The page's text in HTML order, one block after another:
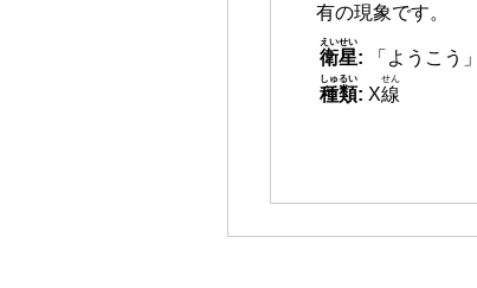
有の現象です。
衛星
えいせい
:
「ようこう」
種類
しゅるい
: X線
せん